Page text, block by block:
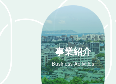
事業紹介
BusinessActivities